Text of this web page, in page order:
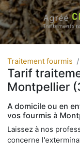
Traitement fourmis
Tarif
Montpellier
A domicile ou en
vos fourmis à
Laissez à nos
concerne